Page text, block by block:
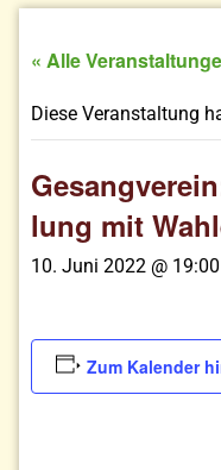
« Alle
Diese Veranstaltung
lung mit
10. Juni 2022 @ 19:00
Zum Kalender